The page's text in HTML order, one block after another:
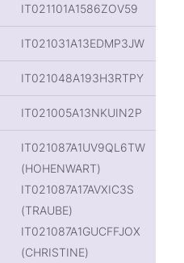
IT021101A1586ZOV59
IT021031A13EDMP3JW
IT021048A193H3RTPY
IT021005A13NKUIN2P
IT021087A1UV9QL6TW
(HOHENWART)
IT021087A17AVXIC3S
(TRAUBE)
IT021087A1GUCFFJOX
(CHRISTINE)